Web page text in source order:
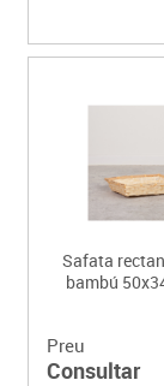
Safata
bambú
Preu
Consultar